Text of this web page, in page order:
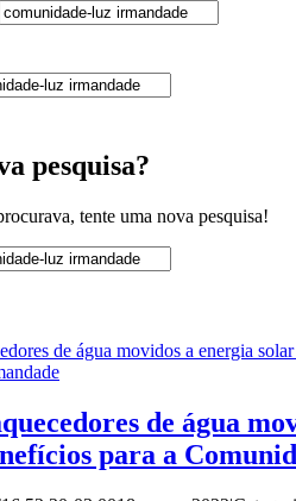
pesquisa?
tente uma nova pesquisa!
de água movidos a energia
de água
para a